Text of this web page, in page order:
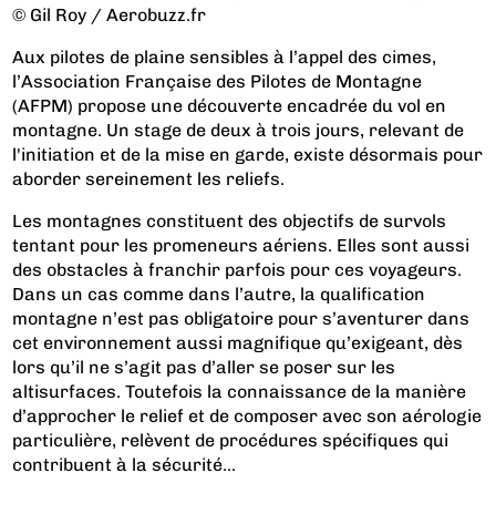
© Gil Roy / Aerobuzz.fr
Aux pilotes de plaine sensibles à l’appel des cimes,
l’Association Française des Pilotes de Montagne
(AFPM) propose une découverte encadrée du vol en
montagne. Un stage de deux à trois jours, relevant de
l'initiation et de la mise en garde, existe désormais pour
aborder sereinement les reliefs.
Les montagnes constituent des objectifs de survols
tentant pour les promeneurs aériens. Elles sont aussi
des obstacles à franchir parfois pour ces voyageurs.
Dans un cas comme dans l’autre, la qualification
montagne n’est pas obligatoire pour s’aventurer dans
cet environnement aussi magnifique qu’exigeant, dès
lors qu’il ne s’agit pas d’aller se poser sur les
altisurfaces. Toutefois la connaissance de la manière
d’approcher le relief et de composer avec son aérologie
particulière, relèvent de procédures spécifiques qui
contribuent à la sécurité...